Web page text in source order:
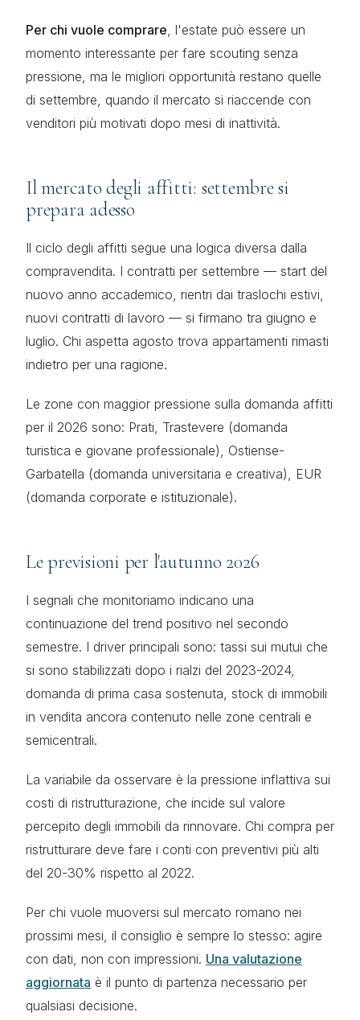
Per chi vuole comprare, l'estate può essere un
momento interessante per fare scouting senza
pressione, ma le migliori opportunità restano quelle
di settembre, quando il mercato si riaccende con
venditori più motivati dopo mesi di inattività.
Il mercato degli affitti: settembre si
prepara adesso
Il ciclo degli affitti segue una logica diversa dalla
compravendita. I contratti per settembre — start del
nuovo anno accademico, rientri dai traslochi estivi,
nuovi contratti di lavoro — si firmano tra giugno e
luglio. Chi aspetta agosto trova appartamenti rimasti
indietro per una ragione.
Le zone con maggior pressione sulla domanda affitti
per il 2026 sono: Prati, Trastevere (domanda
turistica e giovane professionale), Ostiense-
Garbatella (domanda universitaria e creativa), EUR
(domanda corporate e istituzionale).
Le previsioni per l'autunno 2026
I segnali che monitoriamo indicano una
continuazione del trend positivo nel secondo
semestre. I driver principali sono: tassi sui mutui che
si sono stabilizzati dopo i rialzi del 2023-2024,
domanda di prima casa sostenuta, stock di immobili
in vendita ancora contenuto nelle zone centrali e
semicentrali.
La variabile da osservare è la pressione inflattiva sui
costi di ristrutturazione, che incide sul valore
percepito degli immobili da rinnovare. Chi compra per
ristrutturare deve fare i conti con preventivi più alti
del 20-30% rispetto al 2022.
Per chi vuole muoversi sul mercato romano nei
prossimi mesi, il consiglio è sempre lo stesso: agire
con dati, non con impressioni. Una valutazione
aggiornata è il punto di partenza necessario per
qualsiasi decisione.